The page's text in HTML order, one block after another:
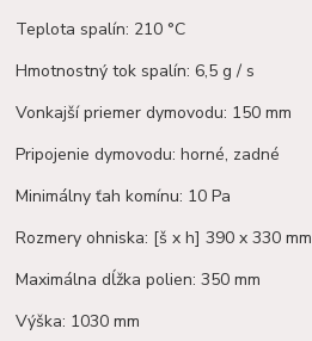
Teplota spalín: 210 °C
Hmotnostný tok spalín: 6,5 g / s
Vonkajší priemer dymovodu: 150 mm
Pripojenie dymovodu: horné, zadné
Minimálny ťah komínu: 10 Pa
Rozmery ohniska: [š x h] 390 x 330 mm
Maximálna dĺžka polien: 350 mm
Výška: 1030 mm